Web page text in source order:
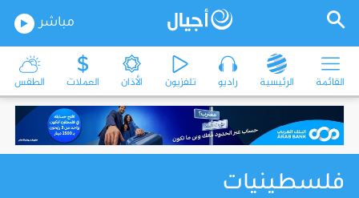
مباشر
القائمة الرئيسية راديو تلفزيون الأذان العملات الطقس
فلسطينيات